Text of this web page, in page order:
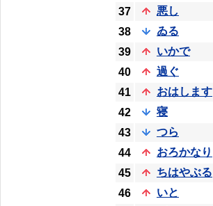
37
悪し
38
ゐる
39
いかで
40
過ぐ
41
おはします
42
寝
43
つら
44
おろかなり
45
ちはやぶる
46
いと